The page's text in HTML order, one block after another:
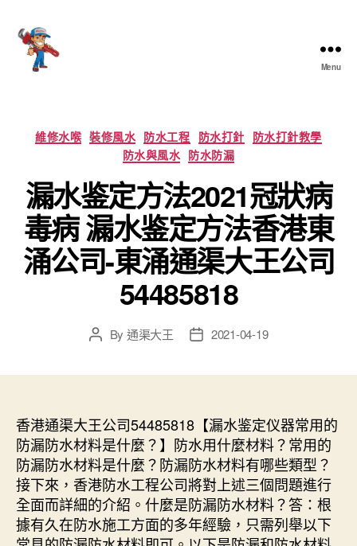
Menu
Categories
維修水喉 裝修風水 防水工程 防水打針 防水打針教學
防水與風水 防水防漏
漏水鉴定方法2021冠狀病
毒病 漏水鉴定方法香港東
涌公司-東涌通渠大王公司
54485818
PostBy 通渠大王
Post2021-04-19
香港通渠大王公司54485818【漏水鉴定仪器常用的
防漏防水材料是什麼？】防水用什麼材料？常用的
防漏防水材料是什麼？防漏防水材料有哪些類型？
接下來，香港防水工程公司將對上述三個問題進行
全面而詳細的介紹。什麼是防漏防水材料？答：根
據有久在防水施工方面的多年經驗，只需列舉以下